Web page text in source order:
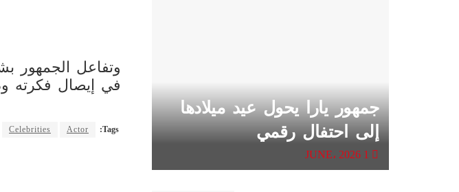
وتفاعل الجمهور
في إيصال فكرته
Tags:
Actor
Celebrities
جمهور يارا يحول عيد ميلادها
إلى احتفال رقمي